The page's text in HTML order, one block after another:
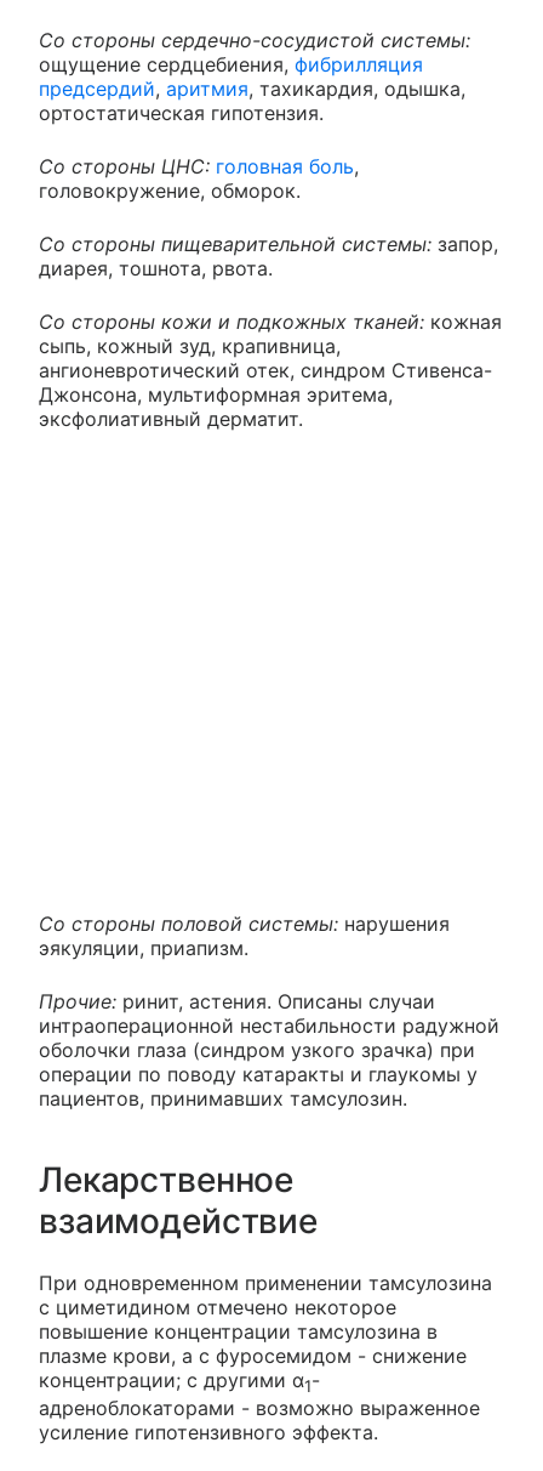
Со стороны сердечно-сосудистой системы:
ощущение сердцебиения, фибрилляция
предсердий, аритмия, тахикардия, одышка,
ортостатическая гипотензия.
Со стороны ЦНС: головная боль,
головокружение, обморок.
Со стороны пищеварительной системы: запор,
диарея, тошнота, рвота.
Со стороны кожи и подкожных тканей: кожная
сыпь, кожный зуд, крапивница,
ангионевротический отек, синдром Стивенса-
Джонсона, мультиформная эритема,
эксфолиативный дерматит.
Со стороны половой системы: нарушения
эякуляции, приапизм.
Прочие: ринит, астения. Описаны случаи
интраоперационной нестабильности радужной
оболочки глаза (синдром узкого зрачка) при
операции по поводу катаракты и глаукомы у
пациентов, принимавших тамсулозин.
Лекарственное
взаимодействие
При одновременном применении тамсулозина
с циметидином отмечено некоторое
повышение концентрации тамсулозина в
плазме крови, а с фуросемидом - снижение
концентрации; с другими α1-
адреноблокаторами - возможно выраженное
усиление гипотензивного эффекта.